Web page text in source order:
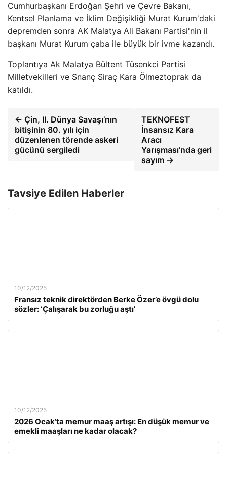
Cumhurbaşkanı Erdoğan Şehri ve Çevre Bakanı,
Kentsel Planlama ve İklim Değişikliği Murat Kurum'daki
depremden sonra AK Malatya Ali Bakanı Partisi'nin il
başkanı Murat Kurum çaba ile büyük bir ivme kazandı.
Toplantıya Ak Malatya Bültent Tüsenkci Partisi
Milletvekilleri ve Snanç Siraç Kara Ölmeztoprak da
katıldı.
← Çin, II. Dünya Savaşı’nın
bitişinin 80. yılı için
düzenlenen törende askeri
gücünü sergiledi
TEKNOFEST
İnsansız Kara
Aracı
Yarışması’nda geri
sayım →
Tavsiye Edilen Haberler
10/12/2025
Fransız teknik direktörden Berke Özer’e övgü dolu
sözler: ‘Çalışarak bu zorluğu aştı’
10/12/2025
2026 Ocak’ta memur maaş artışı: En düşük memur ve
emekli maaşları ne kadar olacak?